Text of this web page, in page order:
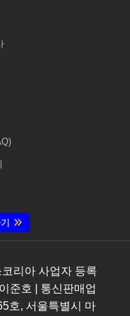
리아 사업자 등록
준호 | 통신판매업
호, 서울특별시 마